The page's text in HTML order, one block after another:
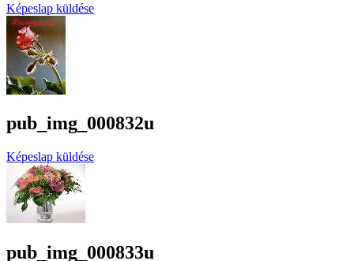
Képeslap küldése
pub_img_000832u
Képeslap küldése
pub_img_000833u